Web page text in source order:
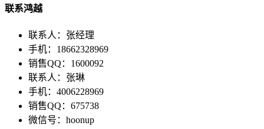
联系鸿越
联系人：张经理
手机：18662328969
销售QQ：1600092
联系人：张琳
手机：4006228969
销售QQ：675738
微信号：hoonup